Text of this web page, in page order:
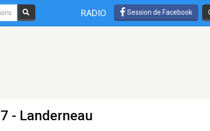
RADIO Session de Facebook
- Landerneau